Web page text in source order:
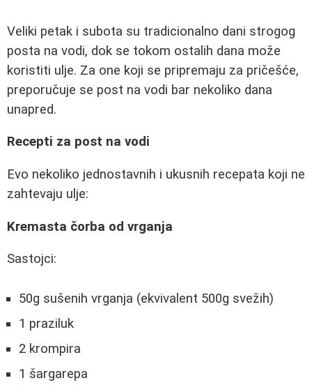
Veliki petak i subota su tradicionalno dani strogog
posta na vodi, dok se tokom ostalih dana može
koristiti ulje. Za one koji se pripremaju za pričešće,
preporučuje se post na vodi bar nekoliko dana
unapred.
Recepti za post na vodi
Evo nekoliko jednostavnih i ukusnih recepata koji ne
zahtevaju ulje:
Kremasta čorba od vrganja
Sastojci:
50g sušenih vrganja (ekvivalent 500g svežih)
1 praziluk
2 krompira
1 šargarepa